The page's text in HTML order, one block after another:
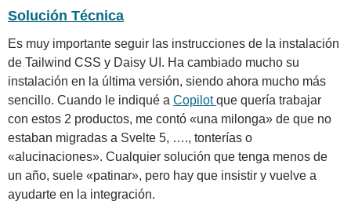
Solución Técnica
Es muy importante seguir las instrucciones de la instalación
de Tailwind CSS y Daisy UI. Ha cambiado mucho su
instalación en la última versión, siendo ahora mucho más
sencillo. Cuando le indiqué a Copilotque quería trabajar
con estos 2 productos, me contó «una milonga» de que no
estaban migradas a Svelte 5, …., tonterías o
«alucinaciones». Cualquier solución que tenga menos de
un año, suele «patinar», pero hay que insistir y vuelve a
ayudarte en la integración.